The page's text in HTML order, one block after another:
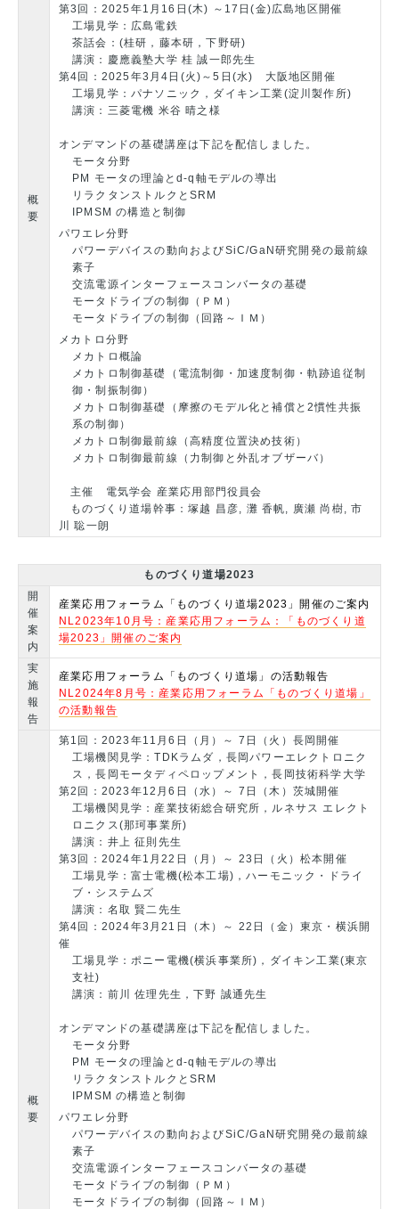
概
要
第3回：2025年1月16日(木) ～17日(金)広島地区開催
工場見学：広島電鉄
茶話会：(桂研，藤本研，下野研)
講演：慶應義塾大学 桂 誠一郎先生
第4回：2025年3月4日(火)～5日(水) 大阪地区開催
工場見学：パナソニック，ダイキン工業(淀川製作所)
講演：三菱電機 米谷 晴之様
オンデマンドの基礎講座は下記を配信しました。
モータ分野
PM モータの理論とd-q軸モデルの導出
リラクタンストルクとSRM
IPMSM の構造と制御
パワエレ分野
パワーデバイスの動向およびSiC/GaN研究開発の最前線
素子
交流電源インターフェースコンバータの基礎
モータドライブの制御（ＰＭ）
モータドライブの制御（回路～ＩＭ）
メカトロ分野
メカトロ概論
メカトロ制御基礎（電流制御・加速度制御・軌跡追従制
御・制振制御）
メカトロ制御基礎（摩擦のモデル化と補償と2慣性共振
系の制御）
メカトロ制御最前線（高精度位置決め技術）
メカトロ制御最前線（力制御と外乱オブザーバ）
主催 電気学会 産業応用部門役員会
ものづくり道場幹事：塚越 昌彦, 灘 香帆, 廣瀬 尚樹, 市
川 聡一朗
ものづくり道場2023
開
催
案
内
産業応用フォーラム「ものづくり道場2023」開催のご案内
NL2023年10月号：産業応用フォーラム：「ものづくり道
場2023」開催のご案内
実
施
報
告
産業応用フォーラム「ものづくり道場」の活動報告
NL2024年8月号：産業応用フォーラム「ものづくり道場」
の活動報告
概
要
第1回：2023年11月6日（月）～ 7日（火）長岡開催
工場機関見学：TDKラムダ，長岡パワーエレクトロニク
ス，長岡モータディペロップメント，長岡技術科学大学
第2回：2023年12月6日（水）～ 7日（木）茨城開催
工場機関見学：産業技術総合研究所，ルネサス エレクト
ロニクス(那珂事業所)
講演：井上 征則先生
第3回：2024年1月22日（月）～ 23日（火）松本開催
工場見学：富士電機(松本工場)，ハーモニック・ドライ
ブ・システムズ
講演：名取 賢二先生
第4回：2024年3月21日（木）～ 22日（金）東京・横浜開
催
工場見学：ポニー電機(横浜事業所)，ダイキン工業(東京
支社)
講演：前川 佐理先生，下野 誠通先生
オンデマンドの基礎講座は下記を配信しました。
モータ分野
PM モータの理論とd-q軸モデルの導出
リラクタンストルクとSRM
IPMSM の構造と制御
パワエレ分野
パワーデバイスの動向およびSiC/GaN研究開発の最前線
素子
交流電源インターフェースコンバータの基礎
モータドライブの制御（ＰＭ）
モータドライブの制御（回路～ＩＭ）